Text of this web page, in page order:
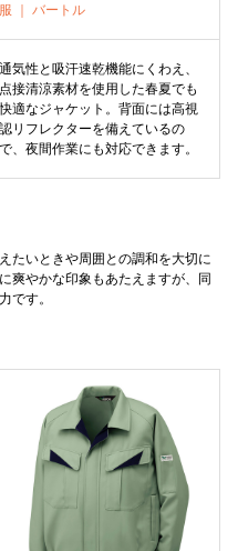
服 ｜ バートル
通気性と吸汗速乾機能にくわえ、
点接清涼素材を使用した春夏でも
快適なジャケット。背面には高視
認リフレクターを備えているの
で、夜間作業にも対応できます。
たいときや周囲との調和を大切に
爽やかな印象もあたえますが、同
です。